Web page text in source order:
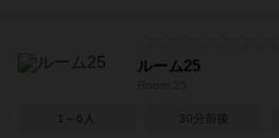
ルーム25
1～6人 30分前後